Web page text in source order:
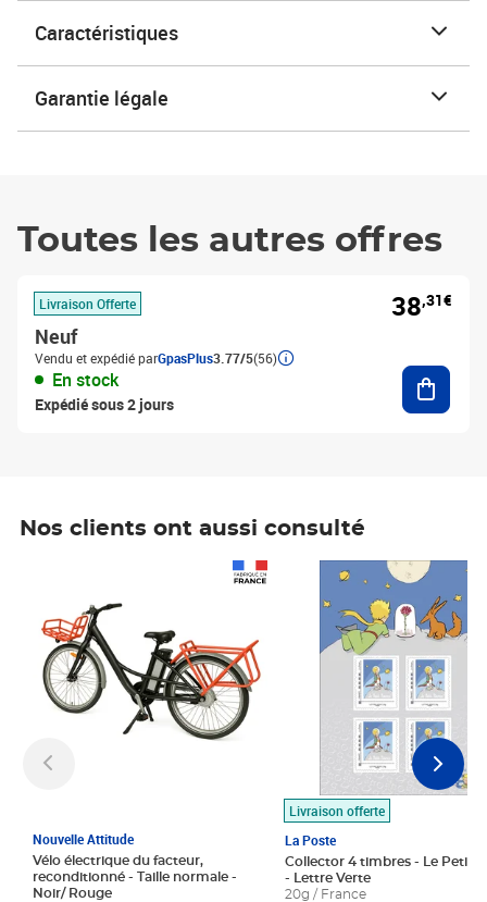
Caractéristiques
Garantie légale
Toutes les autres offres
Livraison Offerte
Neuf
Vendu et expédié parGpasPlus3.77/5(56)
En stock
Expédié sous 2 jours
38,31€
Nos clients ont aussi consulté
Nouvelle Attitude
Vélo électrique du facteur,
reconditionné - Taille normale -
Noir/ Rouge
Livraison offerte
La Poste
Collector 4 timbres - Le Petit
- Lettre Verte
20g / France
Prix 7,50€